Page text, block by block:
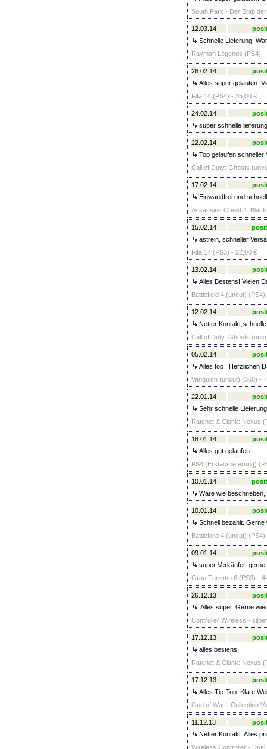
South Park - Der Stab
12.03.14
Schnelle Lieferung,
Rayman Legends (PS4) -
26.02.14
Alles super gelaufen.
Fifa 14 (PS4) - 35,00 €
24.02.14
super schnelle
22.02.14
Top
Call of Duty: Ghosts
17.02.14
Einwandfrei und
Assassins Creed 4:
15.02.14
astrein, schneller
Fifa 14 (PS3) - 22,00 €
13.02.14
Alles Bestens! Vielen
Battlefield 4 (uncut) (PS4)
12.02.14
Netter
Call of Duty: Ghosts
05.02.14
Alles top ! Herzlichen
Vanquish (uncut) (360) -
22.01.14
Sehr schnelle
Ratchet & Clank: Nexus
18.01.14
Alles gut gelaufen
PS4 (Erstauslieferung)
10.01.14
Ware wie beschrieben,
10.01.14
Schnell bezahlt. Gerne
Battlefield 4 (uncut) (PS4)
09.01.14
super Verkäufer, gerne
Gran Turismo 6 (PS3) -
26.12.13
Alles super. Gerne
Controller Wireless -
17.12.13
alles bestens
Ratchet & Clank: Nexus
17.12.13
Alles Tip-Top. Klare
God of War - Collection
11.12.13
Netter Kontakt. Alles
Wireless Controller -